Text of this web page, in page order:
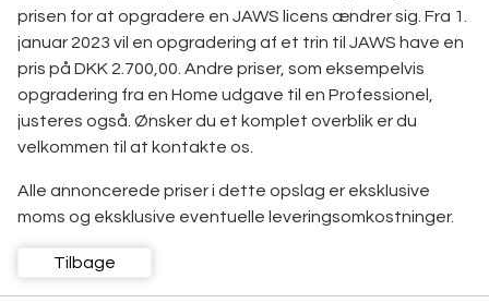
prisen for at opgradere en JAWS licens ændrer sig. Fra 1.
januar 2023 vil en opgradering af et trin til JAWS have en
pris på DKK 2.700,00. Andre priser, som eksempelvis
opgradering fra en Home udgave til en Professionel,
justeres også. Ønsker du et komplet overblik er du
velkommen til at kontakte os.
Alle annoncerede priser i dette opslag er eksklusive
moms og eksklusive eventuelle leveringsomkostninger.
Tilbage